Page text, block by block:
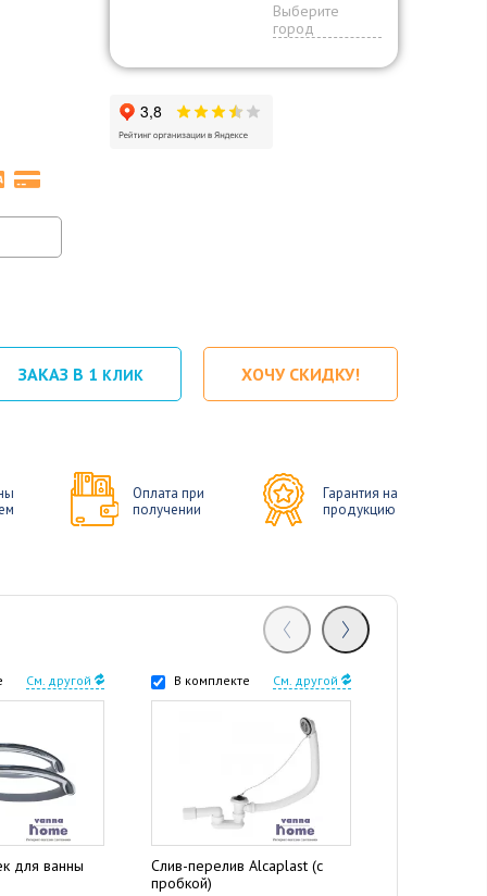
Выберите
город
ЗАКАЗ В 1 КЛИК ХОЧУ СКИДКУ!
Оплата при
получении
Гарантия на
продукцию
См. другой
для ванны
В комплекте См. другой
Слив-перелив Alcaplast (с
пробкой)